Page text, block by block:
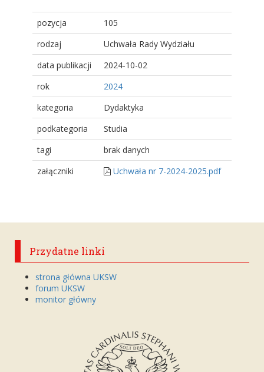
pozycja
105
rodzaj
Uchwała Rady Wydziału
data publikacji
2024-10-02
rok
2024
kategoria
Dydaktyka
podkategoria
Studia
tagi
brak danych
załączniki
Uchwała nr 7-2024-2025.pdf
Przydatne linki
strona główna UKSW
forum UKSW
monitor główny